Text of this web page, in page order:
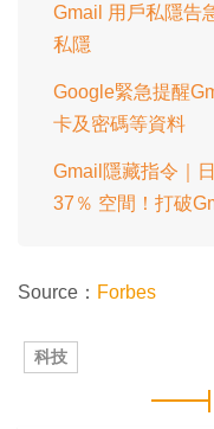
Gmail 用戶私隱告
私隱
Google緊急提醒
卡及密碼等資料
Gmail隱藏指令｜
37％ 空間！打破
Source： Forbes
科技